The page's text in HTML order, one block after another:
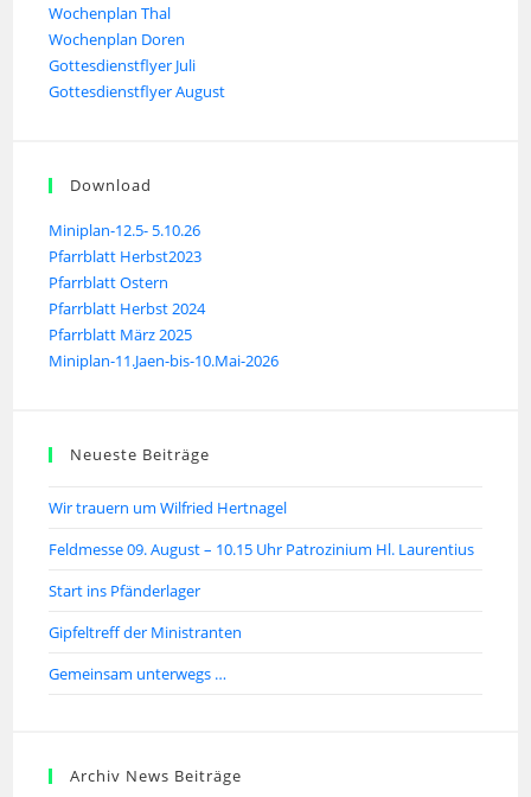
Wochenplan Thal
Wochenplan Doren
Gottesdienstflyer Juli
Gottesdienstflyer August
Download
Miniplan-12.5- 5.10.26
Pfarrblatt Herbst2023
Pfarrblatt Ostern
Pfarrblatt Herbst 2024
Pfarrblatt März 2025
Miniplan-11.Jaen-bis-10.Mai-2026
Neueste Beiträge
Wir trauern um Wilfried Hertnagel
Feldmesse 09. August – 10.15 Uhr Patrozinium Hl. Laurentius
Start ins Pfänderlager
Gipfeltreff der Ministranten
Gemeinsam unterwegs …
Archiv News Beiträge